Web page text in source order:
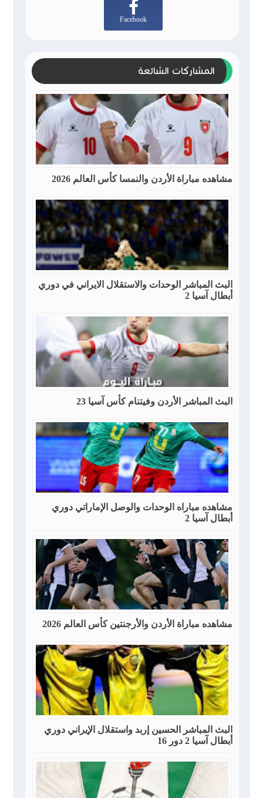
Facebook
المشاركات الشائعة
مشاهده مباراة الأردن والنمسا كأس العالم 2026
البث المباشر الوحدات والاستقلال الايراني في دوري
أبطال آسيا 2
البث المباشر الأردن وفيتنام كأس آسيا 23
مشاهده مباراه الوحدات والوصل الإماراتي دوري
أبطال آسيا 2
مشاهده مباراة الأردن والأرجنتين كأس العالم 2026
البث المباشر الحسين إربد واستقلال الإيراني دوري
أبطال آسيا 2 دور 16